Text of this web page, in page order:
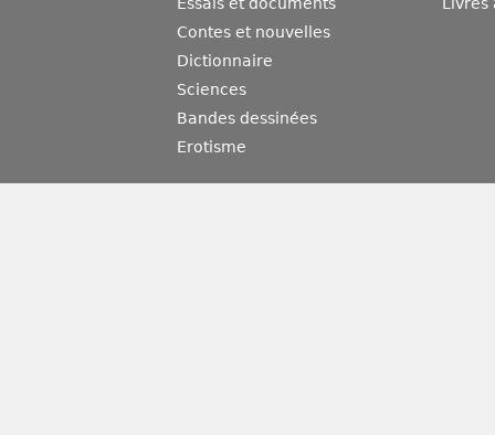
Essais et documents
Contes et nouvelles
Dictionnaire
Sciences
Bandes dessinées
Erotisme
Livres